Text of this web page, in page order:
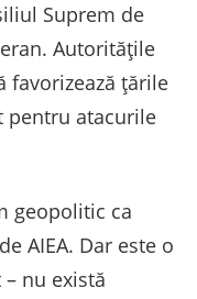
Suprem de
Autorităţile
favorizează ţările
pentru atacurile
geopolitic ca
AIEA. Dar este o
nu există